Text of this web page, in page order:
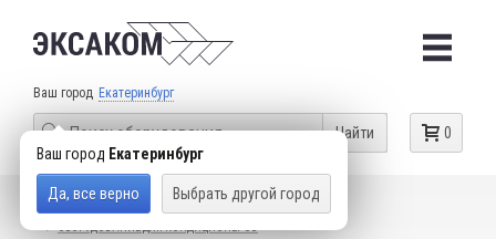
Ваш город Екатеринбург
Ваш город Екатеринбург
Да, все верно Выбрать другой город
0
Найти
КАТАЛОГ ТОВАРОВ
ГАРАЖНОЕ ОБОРУДОВАНИЕ